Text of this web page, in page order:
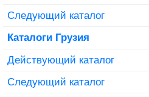
Следующий каталог
Каталоги Грузия
Действующий каталог
Следующий каталог